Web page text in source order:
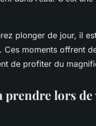
plonger de jour, il
Ces moments offrent
de profiter du
prendre lors